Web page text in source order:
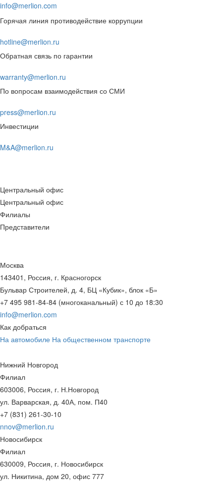
info@merlion.com
Горячая линия противодействие коррупции
hotline@merlion.ru
Обратная связь по гарантии
warranty@merlion.ru
По вопросам взаимодействия со СМИ
press@merlion.ru
Инвестиции
M&A@merlion.ru
Центральный офис
Центральный офис
Филиалы
Представители
Москва
143401, Россия, г. Красногорск
Бульвар Строителей, д. 4, БЦ «Кубик», блок «Б»
+7 495 981-84-84 (многоканальный) с 10 до 18:30
info@merlion.com
Как добраться
На автомобиле На общественном транспорте
Нижний Новгород
Филиал
603006, Россия, г. Н.Новгород
ул. Варварская, д. 40А, пом. П40
+7 (831) 261-30-10
nnov@merlion.ru
Новосибирск
Филиал
630009, Россия, г. Новосибирск
ул. Никитина, дом 20, офис 777